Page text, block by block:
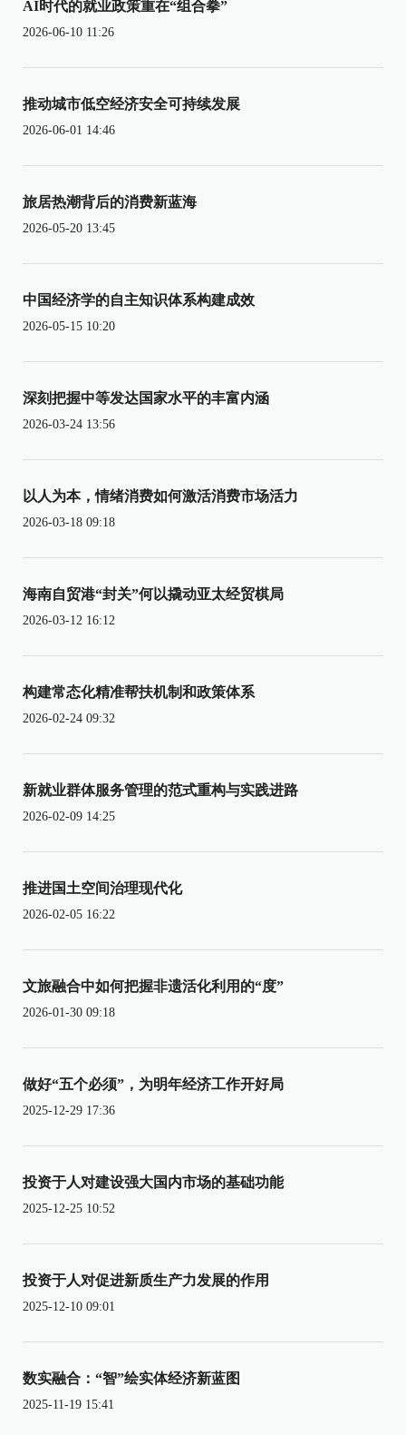
AI时代的就业政策重在“组合拳”
2026-06-10 11:26
推动城市低空经济安全可持续发展
2026-06-01 14:46
旅居热潮背后的消费新蓝海
2026-05-20 13:45
中国经济学的自主知识体系构建成效
2026-05-15 10:20
深刻把握中等发达国家水平的丰富内涵
2026-03-24 13:56
以人为本，情绪消费如何激活消费市场活力
2026-03-18 09:18
海南自贸港“封关”何以撬动亚太经贸棋局
2026-03-12 16:12
构建常态化精准帮扶机制和政策体系
2026-02-24 09:32
新就业群体服务管理的范式重构与实践进路
2026-02-09 14:25
推进国土空间治理现代化
2026-02-05 16:22
文旅融合中如何把握非遗活化利用的“度”
2026-01-30 09:18
做好“五个必须”，为明年经济工作开好局
2025-12-29 17:36
投资于人对建设强大国内市场的基础功能
2025-12-25 10:52
投资于人对促进新质生产力发展的作用
2025-12-10 09:01
数实融合：“智”绘实体经济新蓝图
2025-11-19 15:41